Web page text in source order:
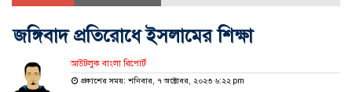
জঙ্গিবাদ প্রতিরোধে ইসলামের শিক্ষা
আউটলুক বাংলা রিপোর্ট
প্রকাশের সময়: শনিবার, ৭ অক্টোবর, ২০২৩ ৬:২২ pm